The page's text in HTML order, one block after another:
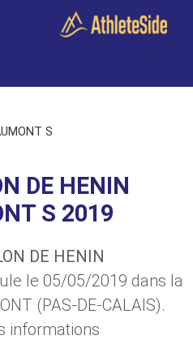
S
DE HENIN
S 2019
DE HENIN
le 05/05/2019 dans la
(PAS-DE-CALAIS).
informations